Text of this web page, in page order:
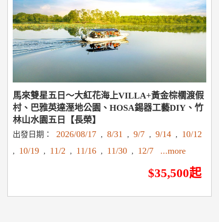
馬來雙星五日～大紅花海上VILLA+黃金棕櫚渡假
村、巴雅英達溼地公園、HOSA錫器工藝DIY、竹
林山水園五日【長榮】
出發日期： 2026/08/17 , 8/31 , 9/7 , 9/14 , 10/12
, 10/19 , 11/2 , 11/16 , 11/30 , 12/7 ...more
$35,500起